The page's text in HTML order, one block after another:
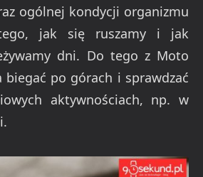
ogólnej kondycji organizmu
jak się ruszamy i jak
dni. Do tego z Moto
biegać po górach i sprawdzać
aktywnościach, np. w